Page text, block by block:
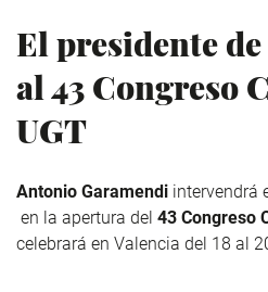
El presidente
al 43 Congreso
UGT
Antonio Garamendi intervendrá
en la apertura del 43 Congreso
celebrará en Valencia del 18 al